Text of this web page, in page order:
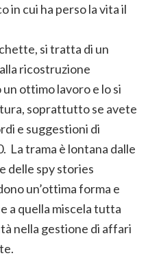
in cui ha perso la vita il
si tratta di un
ricostruzione
ottimo lavoro e lo si
soprattutto se avete
e suggestioni di
La trama è lontana dalle
delle spy stories
un’ottima forma e
a quella miscela tutta
nella gestione di affari